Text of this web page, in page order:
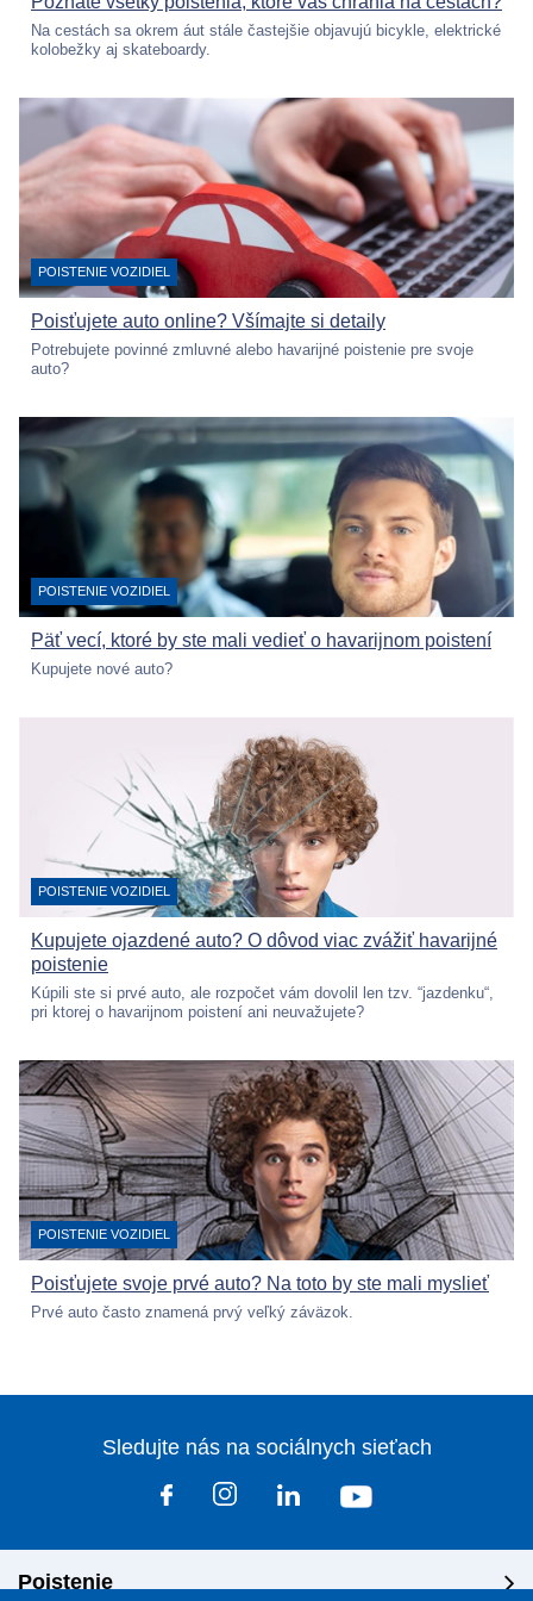
Na cestách sa okrem áut stále častejšie objavujú bicykle, elektrické
kolobežky aj skateboardy.
KATEGÓRIA:
POISTENIE VOZIDIEL
Poisťujete auto online? Všímajte si detaily
Potrebujete povinné zmluvné alebo havarijné poistenie pre svoje
auto?
KATEGÓRIA:
POISTENIE VOZIDIEL
Päť vecí, ktoré by ste mali vedieť o havarijnom poistení
Kupujete nové auto?
KATEGÓRIA:
POISTENIE VOZIDIEL
Kupujete ojazdené auto? O dôvod viac zvážiť havarijné
poistenie
Kúpili ste si prvé auto, ale rozpočet vám dovolil len tzv. “jazdenku“,
pri ktorej o havarijnom poistení ani neuvažujete?
KATEGÓRIA:
POISTENIE VOZIDIEL
Poisťujete svoje prvé auto? Na toto by ste mali myslieť
Prvé auto často znamená prvý veľký záväzok.
Sledujte nás na sociálnych sieťach
Poistenie